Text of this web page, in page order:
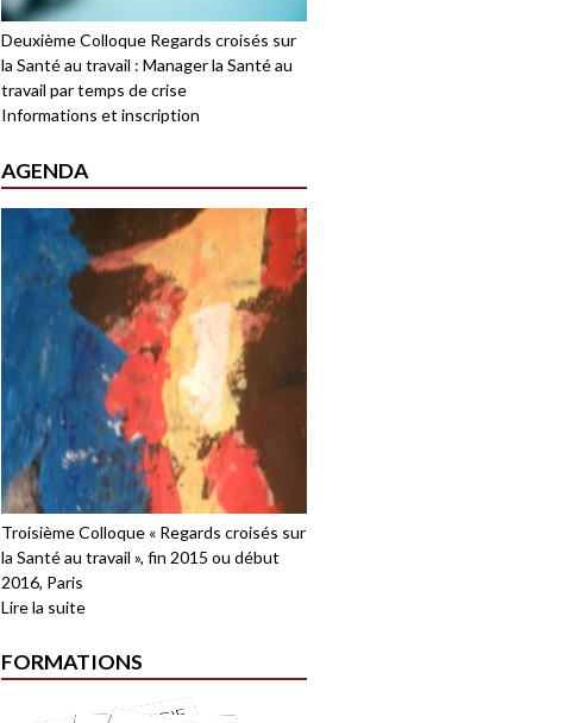
Deuxième Colloque Regards croisés sur
la Santé au travail : Manager la Santé au
travail par temps de crise
Informations et inscription
AGENDA
Troisième Colloque « Regards croisés sur
la Santé au travail », fin 2015 ou début
2016, Paris
Lire la suite
FORMATIONS